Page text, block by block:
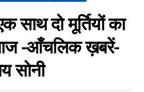
साथ दो मूर्तियों का
-आँचलिक ख़बरें-
सोनी